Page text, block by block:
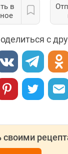
в
с
своими